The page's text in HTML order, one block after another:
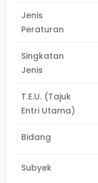
Jenis
Peraturan
Singkatan
Jenis
T.E.U. (Tajuk
Entri Utama)
Bidang
Subyek